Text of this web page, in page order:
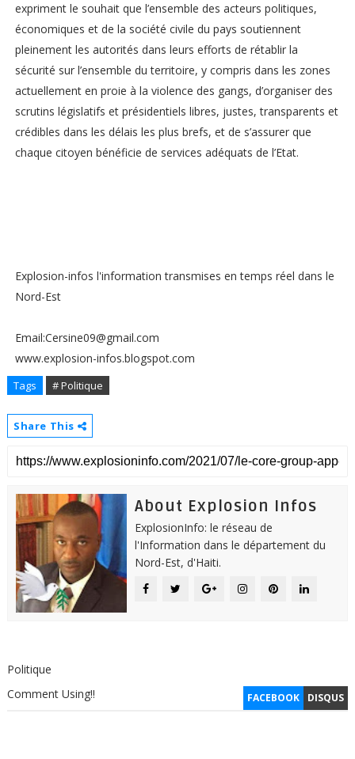
expriment le souhait que l’ensemble des acteurs politiques,
économiques et de la société civile du pays soutiennent
pleinement les autorités dans leurs efforts de rétablir la
sécurité sur l’ensemble du territoire, y compris dans les zones
actuellement en proie à la violence des gangs, d’organiser des
scrutins législatifs et présidentiels libres, justes, transparents et
crédibles dans les délais les plus brefs, et de s’assurer que
chaque citoyen bénéficie de services adéquats de l’Etat.
Explosion-infos l'information transmises en temps réel dans le
Nord-Est
Email:Cersine09@gmail.com
www.explosion-infos.blogspot.com
Tags # Politique
Share This
About Explosion Infos
ExplosionInfo: le réseau de
l'Information dans le département du
Nord-Est, d'Haiti.
Politique
FACEBOOK DISQUS
Comment Using!!